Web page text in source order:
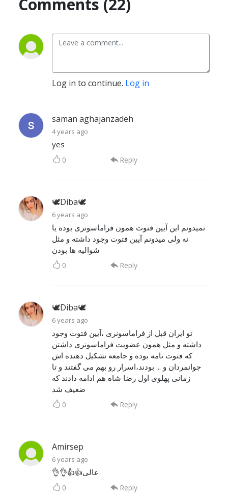
Comments (22)
Log in to continue. Log in
saman aghajanzadeh
4 years ago
yes
0 Reply
🕊Diba🕊
6 years ago
نمیدونم این آیین فتوت همون فراماسونری بوده یا
نه ولی میدونم آیین فتوت وجود داشته و مثل
شوالیه ها بودن
0 Reply
🕊Diba🕊
6 years ago
تو ایران قبل از فراماسونری ،آیین فتوت وجود
داشته و مثل همون عضویت فراماسونری داشتن
که فتوت نامه بوده و جامعه تشکیل دهنده اش
جوانمردان و ... بودند،اسرار رو بهم می گفتند و تا
زمانی پهلوی اول رضا شاه هم ادامه دادند که
ضعیف شد
0 Reply
Amirsep
6 years ago
👌👌👍👍عالی
0 Reply